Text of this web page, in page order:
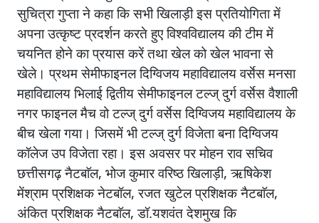
सुचित्रा गुप्ता ने कहा कि सभी खिलाड़ी इस प्रतियोगिता में
अपना उत्कृष्ट प्रदर्शन करते हुए विश्वविद्यालय की टीम में
चयनित होने का प्रयास करें तथा खेल को खेल भावना से
खेले। प्रथम सेमीफाइनल दिग्विजय महाविद्यालय वर्सेस मनसा
महाविद्यालय भिलाई द्वितीय सेमीफाइनल टल्ज् दुर्ग वर्सेस वैशाली
नगर फाइनल मैच वो टल्ज् दुर्ग वर्सेस दिग्विजय महाविद्यालय के
बीच खेला गया। जिसमें भी टल्ज् दुर्ग विजेता बना दिग्विजय
कॉलेज उप विजेता रहा। इस अवसर पर मोहन राव सचिव
छत्तीसगढ़ नैटबाॅल, भोज कुमार वरिष्ठ खिलाड़ी, ऋषिकेश
मेंश्राम प्रशिक्षक नेटबॉल, रजत खुटेल प्रशिक्षक नैटबाॅल,
अंकित प्रशिक्षक नैटबाॅल, डॉ.यशवंत देशमुख कि